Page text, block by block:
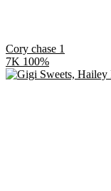
Cory chase 1
7K 100%